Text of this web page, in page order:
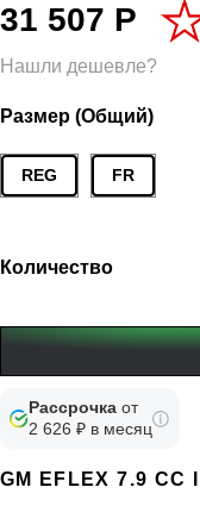
31 507 Р
Нашли дешевле?
Размер (Общий)
REG FR
Количество
Рассрочка от
2 626 ₽ в месяц
GM EFLEX 7.9 CC